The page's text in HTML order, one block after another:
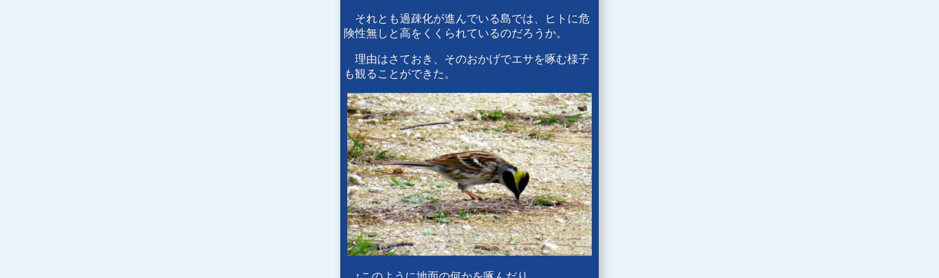
それとも過疎化が進んでいる島では、ヒトに危
険性無しと高をくくられているのだろうか。
理由はさておき、そのおかげでエサを啄む様子
も観ることができた。